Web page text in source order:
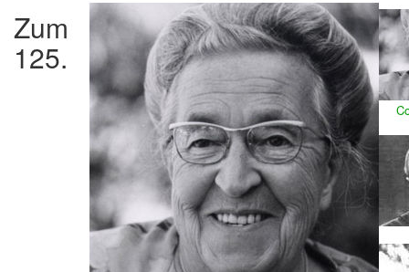
Zum
125.